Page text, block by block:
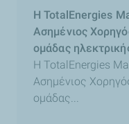
H TotalEnergies
Ασημένιος
ομάδας
H TotalEnergies
Ασημένιος
ομάδας...